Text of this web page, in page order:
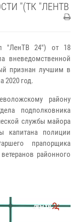
"(ТК "ЛЕНТВ
"ЛенТВ 24") от 18
вневедомственной
признан лучшим в
2020 год.
району
подполковника
службы майора
капитана полиции
прапорщика
районного